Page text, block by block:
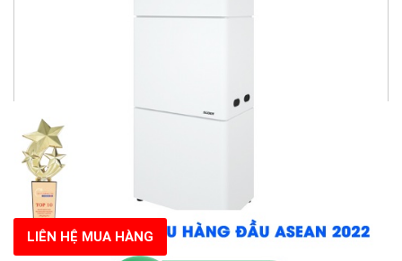
LIÊN HỆ MUA HÀNG